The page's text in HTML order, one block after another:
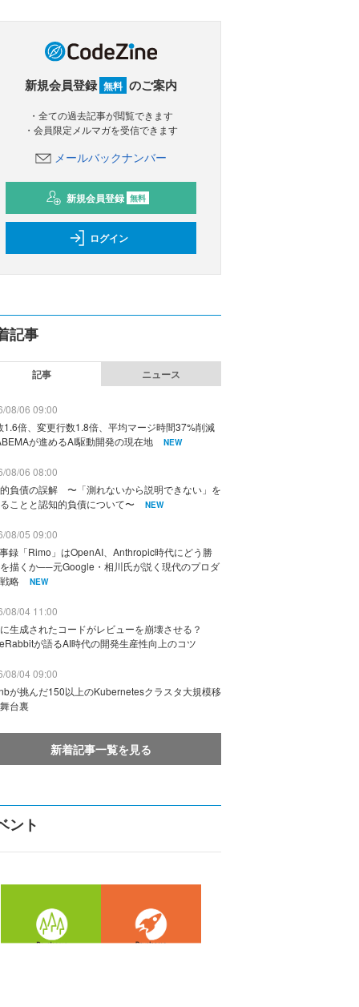
新規会員登録 無料 のご案内
・全ての過去記事が閲覧できます
・会員限定メルマガを受信できます
メールバックナンバー
新規会員登録 無料
ログイン
記事
記事 ニュース
08/06 09:00
1.6倍、変更行数1.8倍、平均マージ時間37%削減
が進めるAI駆動開発の現在地
NEW
08/06 08:00
負債の誤解 〜「測れないから説明できない」を
ことと認知的負債について〜
NEW
08/05 09:00
録「Rimo」はOpenAI、Anthropic時代にどう勝
描くか──元Google・相川氏が説く現代のプロダ
略
NEW
08/04 11:00
生成されたコードがレビューを崩壊させる？
が語るAI時代の開発生産性向上のコツ
08/04 09:00
が挑んだ150以上のKubernetesクラスタ大規模移
台裏
新着記事一覧を見る
ント